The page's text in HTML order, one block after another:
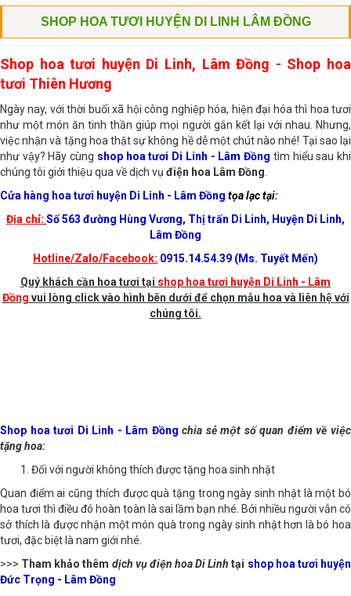
SHOP HOA TƯƠI HUYỆN DI LINH LÂM ĐỒNG
Shop hoa tươi huyện Di Linh, Lâm Đồng - Shop hoa
tươi Thiên Hương
Ngày nay, với thời buổi xã hội công nghiệp hóa, hiện đại hóa thì hoa tươi
như một món ăn tinh thần giúp mọi người gắn kết lại với nhau. Nhưng,
việc nhận và tặng hoa thật sự không hề dễ một chút nào nhé! Tại sao lại
như vậy? Hãy cùng shop hoa tươi Di Linh - Lâm Đồng
chúng tôi giới thiệu qua về dịch vụ
điện hoa Lâm Đồng
Cửa hàng hoa tươi huyện Di Linh - Lâm Đồng
tọa lạc tại
Địa chỉ:
Số 563 đường Hùng Vương, Thị trấn Di Linh, Huyện Di Linh,
Lâm Đồng
Hotline/Zalo/Facebook:
0915.14.54.39 (Ms. Tuyết Mến)
Quý khách cần hoa tươi tạishop hoa tươi huyện Di Linh - Lâm
Đồngvui lòng click vào hình bên dưới để chọn mẫu hoa và liên hệ với
chúng tôi.
Shop hoa tươi Di Linh - Lâm Đồng chia sẻ một số quan điểm về việc
tặng hoa:
Đối với người không thích được tặng hoa sinh nhật
Quan điểm ai cũng thích được quà tặng trong ngày sinh nhật là một bó
hoa tươi thì điều đó hoàn toàn là sai lầm bạn nhé. Bởi nhiều người vẫn có
sở thích là được nhận một món quà trong ngày sinh nhật hơn là bó hoa
tươi, đặc biệt là nam giới nhé.
>>>
Tham khảo thêm dịch vụ điện hoa Di Linh tại
shop hoa tươi huyện
Đức Trọng - Lâm Đồng